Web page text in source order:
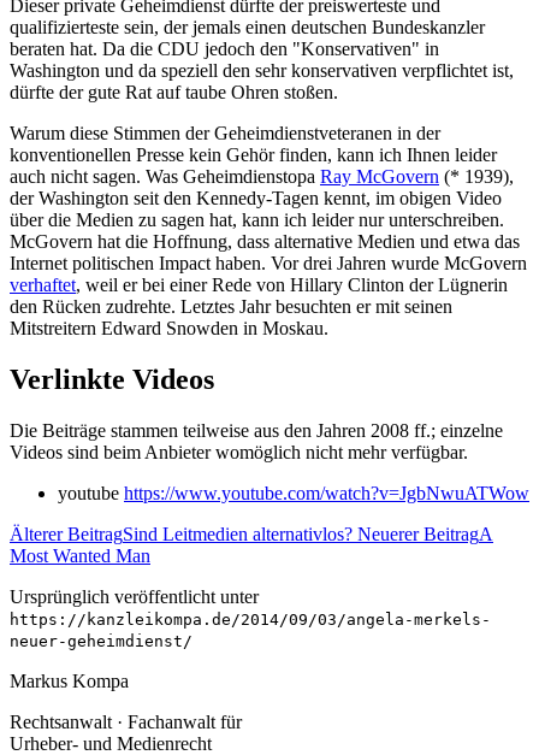
Dieser private Geheimdienst dürfte der preiswerteste und
qualifizierteste sein, der jemals einen deutschen Bundeskanzler
beraten hat. Da die CDU jedoch den "Konservativen" in
Washington und da speziell den sehr konservativen verpflichtet ist,
dürfte der gute Rat auf taube Ohren stoßen.
Warum diese Stimmen der Geheimdienstveteranen in der
konventionellen Presse kein Gehör finden, kann ich Ihnen leider
auch nicht sagen. Was Geheimdienstopa Ray McGovern (* 1939),
der Washington seit den Kennedy-Tagen kennt, im obigen Video
über die Medien zu sagen hat, kann ich leider nur unterschreiben.
McGovern hat die Hoffnung, dass alternative Medien und etwa das
Internet politischen Impact haben. Vor drei Jahren wurde McGovern
verhaftet, weil er bei einer Rede von Hillary Clinton der Lügnerin
den Rücken zudrehte. Letztes Jahr besuchten er mit seinen
Mitstreitern Edward Snowden in Moskau.
Verlinkte Videos
Die Beiträge stammen teilweise aus den Jahren 2008 ff.; einzelne
Videos sind beim Anbieter womöglich nicht mehr verfügbar.
youtube https://www.youtube.com/watch?v=JgbNwuATWow
Älterer BeitragSind Leitmedien alternativlos? Neuerer BeitragA
Most Wanted Man
Ursprünglich veröffentlicht unter
https://kanzleikompa.de/2014/09/03/angela-merkels-
neuer-geheimdienst/
Markus Kompa
Rechtsanwalt · Fachanwalt für
Urheber- und Medienrecht